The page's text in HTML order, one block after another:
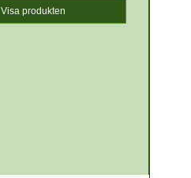
Visa produkten